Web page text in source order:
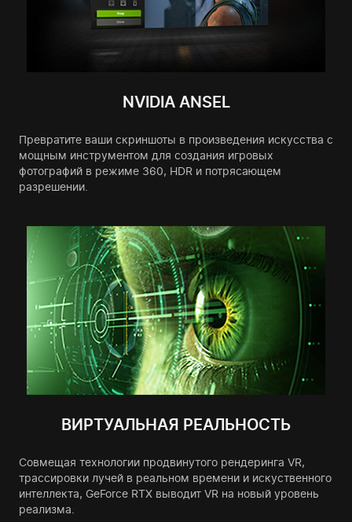
NVIDIA ANSEL
Превратите ваши скриншоты в произведения искусства с
мощным инструментом для создания игровых
фотографий в режиме 360, HDR и потрясающем
разрешении.
ВИРТУАЛЬНАЯ РЕАЛЬНОСТЬ
Совмещая технологии продвинутого рендеринга VR,
трассировки лучей в реальном времени и искуственного
интеллекта, GeForce RTX выводит VR на новый уровень
реализма.